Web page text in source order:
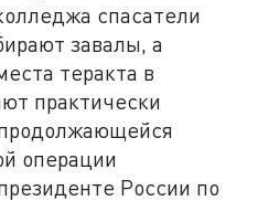
спасатели
завалы, а
теракта в
практически
операции
России по